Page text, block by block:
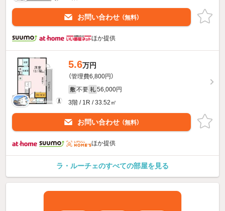
お問い合わせ （無料）
ほか提供
5.6万円
（管理費6,800円）
敷 不要 礼 56,000円
3階 / 1R / 33.52㎡
お問い合わせ （無料）
ほか提供
ラ・ルーチェのすべての部屋を見る